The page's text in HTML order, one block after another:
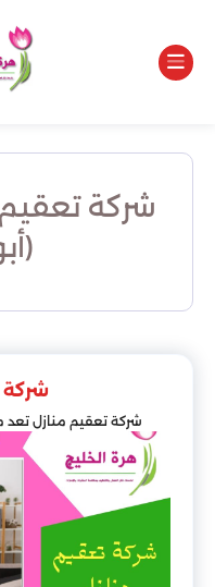
شركة
شركة
شركة تعقيم منازل تعد